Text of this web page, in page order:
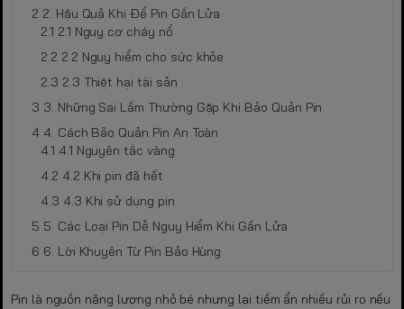
2. Hậu Quả Khi Để Pin Gần Lửa
2.1 Nguy cơ cháy nổ
2.2 Nguy hiểm cho sức khỏe
2.3 Thiệt hại tài sản
3. Những Sai Lầm Thường Gặp Khi Bảo Quản Pin
4. Cách Bảo Quản Pin An Toàn
4.1 Nguyên tắc vàng
4.2 Khi pin đã hết
4.3 Khi sử dụng pin
5. Các Loại Pin Dễ Nguy Hiểm Khi Gần Lửa
6. Lời Khuyên Từ Pin Bảo Hùng
Pin là nguồn năng lượng nhỏ bé nhưng lại tiềm ẩn nhiều rủi ro nếu